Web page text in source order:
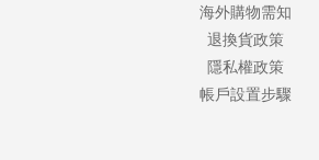
海外購物需知
退換貨政策
隱私權政策
帳戶設置步驟